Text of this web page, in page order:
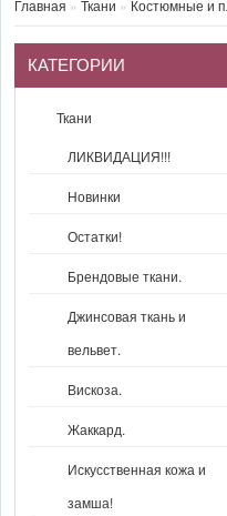
Главная » Ткани » Костюмные и
КАТЕГОРИИ
Ткани
ЛИКВИДАЦИЯ!!!
Новинки
Остатки!
Брендовые ткани.
Джинсовая ткань и
вельвет.
Вискоза.
Жаккард.
Искусственная кожа и
замша!